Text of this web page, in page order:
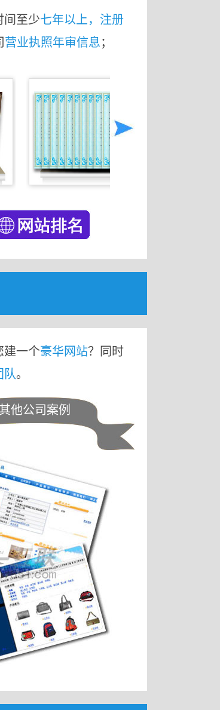
间至少七年以上，注册
营业执照年审信息；
建一个豪华网站？同时
队。
其他公司案例